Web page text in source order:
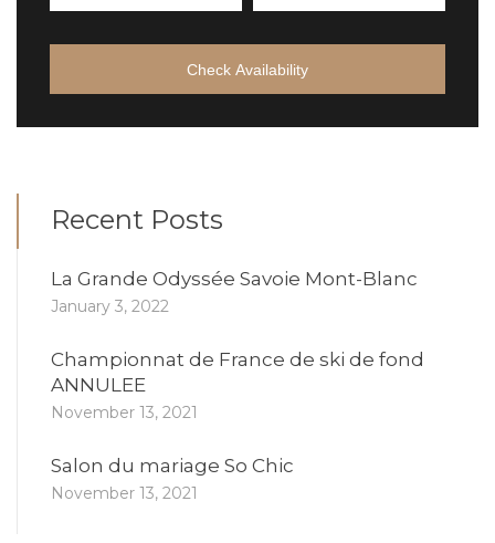
Check Availability
Recent Posts
La Grande Odyssée Savoie Mont-Blanc
January 3, 2022
Championnat de France de ski de fond
ANNULEE
November 13, 2021
Salon du mariage So Chic
November 13, 2021